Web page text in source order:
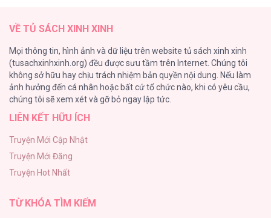
135
Đứa Nhỏ Không Phải Là Con Anh
124
Vương Miện Lục Bảo
Mùa Xuân Hoa Nở
103
VỀ TỦ SÁCH XINH XINH
Mọi thông tin, hình ảnh và dữ liệu trên website tủ sách xinh xinh
(tusachxinhxinh.org) đều được sưu tầm trên Internet. Chúng tôi
không sở hữu hay chịu trách nhiệm bản quyền nội dung. Nếu làm
ảnh hưởng đến cá nhân hoặc bất cứ tổ chức nào, khi có yêu cầu,
chúng tôi sẽ xem xét và gỡ bỏ ngay lập tức.
LIÊN KẾT HỮU ÍCH
Truyện Mới Cập Nhật
Truyện Mới Đăng
Truyện Hot Nhất
TỪ KHÓA TÌM KIẾM